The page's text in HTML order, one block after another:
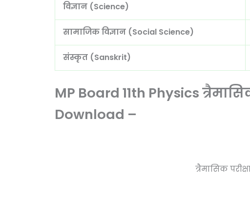
विज्ञान (Science)
सामाजिक विज्ञान (Social Science)
संस्कृत (Sanskrit)
MP Board 11th Physics
Download –
त्रैमासिक